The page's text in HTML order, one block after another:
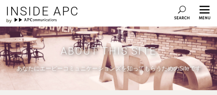
INSIDE APC
ABOUT THIS SITE
あなたにエーピーコミュニケーションズを知ってもらうためのSiteです